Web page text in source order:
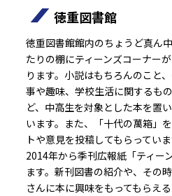
徳重図書館
徳重図書館館内のちょうど真ん
たりの棚にティーンズコーナー
ります。小説はもちろんのこと
事や趣味、学校生活に関するも
ど、中高生を対象とした本を置
います。また、「十代の萬箱」
トや意見を投稿してもらっていま
2014年から季刊広報紙「ティー
ます。新刊図書の紹介や、その
さんに本に興味をもってもらえ